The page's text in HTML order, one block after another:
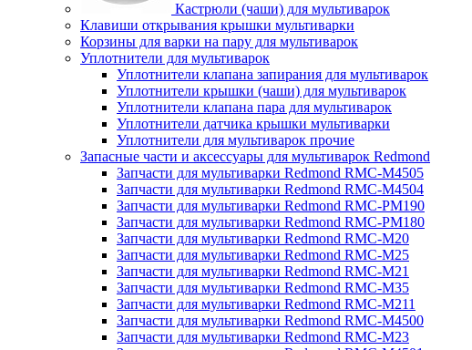
Кастрюли (чаши) для мультиварок
Клавиши открывания крышки мультиварки
Корзины для варки на пару для мультиварок
Уплотнители для мультиварок
Уплотнители клапана запирания для мультиварок
Уплотнители крышки (чаши) для мультиварок
Уплотнители клапана пара для мультиварок
Уплотнители датчика крышки мультиварки
Уплотнители для мультиварок прочие
Запасные части и аксессуары для мультиварок Redmond
Запчасти для мультиварки Redmond RMC-M4505
Запчасти для мультиварки Redmond RMC-M4504
Запчасти для мультиварки Redmond RMC-PM190
Запчасти для мультиварки Redmond RMC-PM180
Запчасти для мультиварки Redmond RMC-M20
Запчасти для мультиварки Redmond RMC-M25
Запчасти для мультиварки Redmond RMC-M21
Запчасти для мультиварки Redmond RMC-M35
Запчасти для мультиварки Redmond RMC-M211
Запчасти для мультиварки Redmond RMC-M4500
Запчасти для мультиварки Redmond RMC-M23